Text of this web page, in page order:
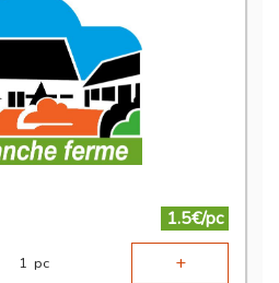
1.5€/pc
1 pc +